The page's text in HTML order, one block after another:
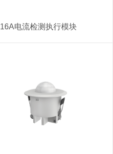
16A电流检测执行模块